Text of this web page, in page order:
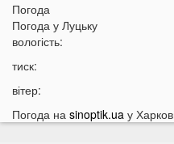
20:31
20:17
19:30
Назвали
Погода
Погода у Луцьку
вологість:
тиск:
вітер:
Погода на sinoptik.ua у